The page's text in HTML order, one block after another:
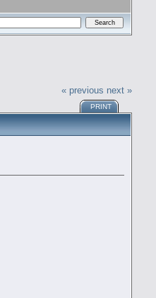
« previous next »
PRINT